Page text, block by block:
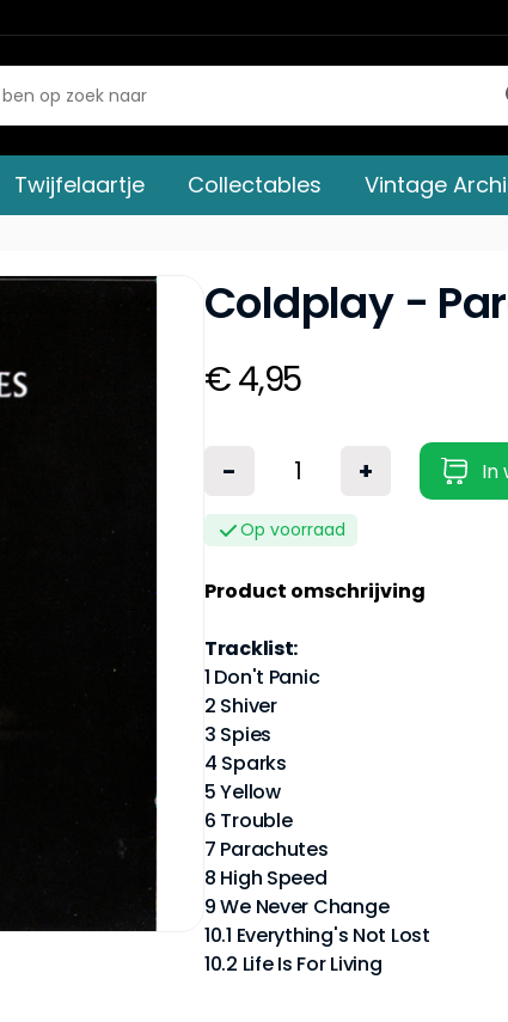
Twijfelaartje Collectables Vintage
Coldplay -
€ 4,95
- + In
Op voorraad
Product omschrijving
Tracklist:
1 Don't Panic
2 Shiver
3 Spies
4 Sparks
5 Yellow
6 Trouble
7 Parachutes
8 High Speed
9 We Never Change
10.1 Everything's Not Lost
10.2 Life Is For Living